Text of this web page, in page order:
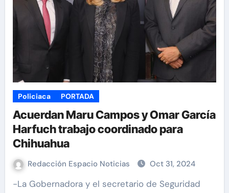
Policiaca PORTADA
Acuerdan Maru Campos y Omar García
Harfuch trabajo coordinado para
Chihuahua
Redacción Espacio Noticias Oct 31, 2024
-La Gobernadora y el secretario de Seguridad